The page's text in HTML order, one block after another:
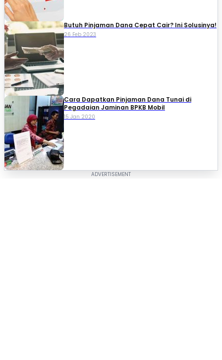
Butuh Pinjaman Dana Cepat Cair? Ini Solusinya!
26 Feb 2023
Cara Dapatkan Pinjaman Dana Tunai di
Pegadaian Jaminan BPKB Mobil
15 Jan 2020